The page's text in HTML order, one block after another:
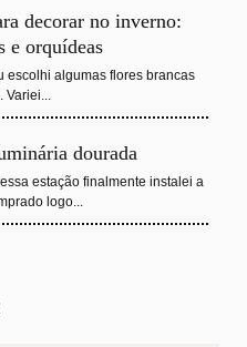
decorar no inverno:
e orquídeas
escolhi algumas flores brancas
Variei...
dourada
estação finalmente instalei a
logo...